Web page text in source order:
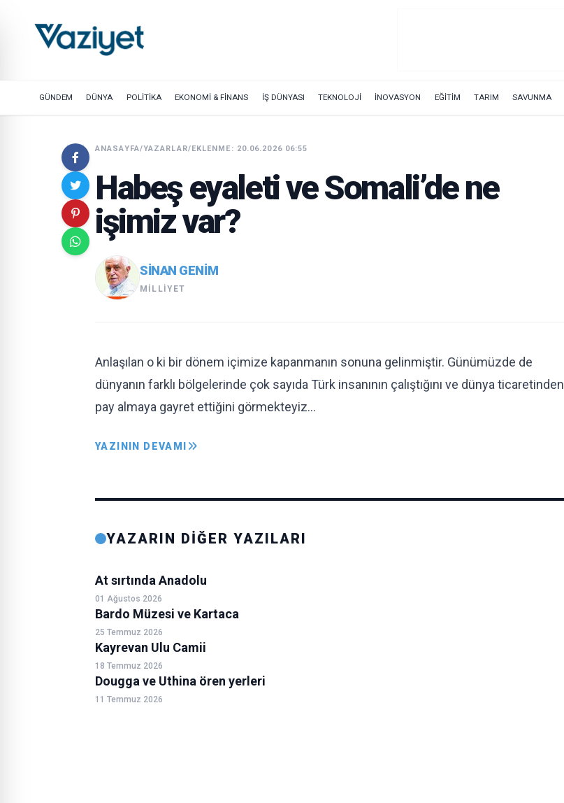
GÜNDEM DÜNYA POLİTİKA EKONOMİ & FİNANS İŞ DÜNYASI TEKNOLOJİ İNOVASYON EĞİTİM TARIM SAVUNMA
ANASAYFA/YAZARLAR/EKLENME: 20.06.2026 06:55
Habeş eyaleti ve Somali’de ne
işimiz var?
SINAN GENIM
MILLIYET
Anlaşılan o ki bir dönem içimize kapanmanın sonuna gelinmiştir. Günümüzde de
dünyanın farklı bölgelerinde çok sayıda Türk insanının çalıştığını ve dünya ticaretinden
pay almaya gayret ettiğini görmekteyiz…
YAZININ DEVAMI
YAZARIN DİĞER YAZILARI
At sırtında Anadolu
01 Ağustos 2026
Bardo Müzesi ve Kartaca
25 Temmuz 2026
Kayrevan Ulu Camii
18 Temmuz 2026
Dougga ve Uthina ören yerleri
11 Temmuz 2026